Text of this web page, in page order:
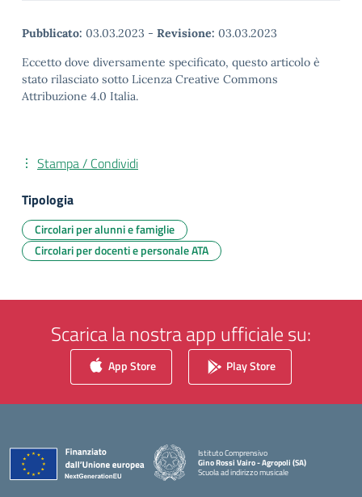
Pubblicato: 03.03.2023 - Revisione: 03.03.2023
Eccetto dove diversamente specificato, questo articolo è
stato rilasciato sotto Licenza Creative Commons
Attribuzione 4.0 Italia.
Stampa / Condividi
Tipologia
Circolari per alunni e famiglie
Circolari per docenti e personale ATA
Scarica la nostra app ufficiale su:
App Store Play Store
Istituto Comprensivo
Gino Rossi Vairo - Agropoli (SA)
Scuola ad indirizzo musicale